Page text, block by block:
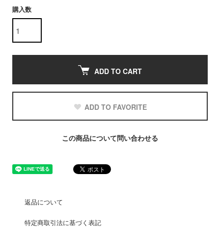
購入数
ADD TO CART
ADD TO FAVORITE
この商品について問い合わせる
返品について
特定商取引法に基づく表記